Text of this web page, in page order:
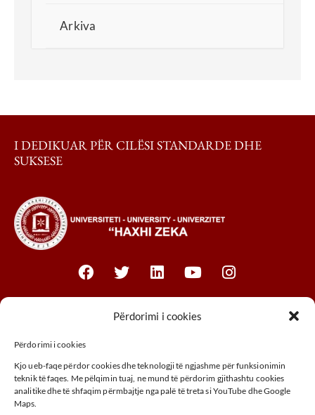
Përdorimi i cookies
Përdorimi i cookies
Kjo ueb-faqe përdor cookies dhe teknologji të ngjashme për funksionimin
teknik të faqes. Me pëlqimin tuaj, ne mund të përdorim gjithashtu cookies
analitike dhe të shfaqim përmbajtje nga palë të treta si YouTube dhe Google
Maps.
Arkiva
I DEDIKUAR PËR CILËSI STANDARDE DHE
SUKSESE
Fakulteti i Biznesit
Fakulteti Juridik
Fakulteti MTHM